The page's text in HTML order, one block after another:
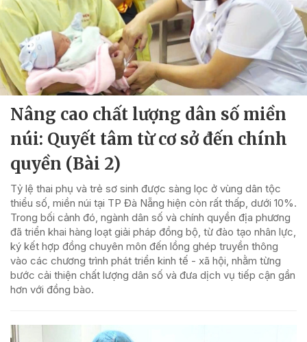
Nâng cao chất lượng dân số miền
núi: Quyết tâm từ cơ sở đến chính
quyền (Bài 2)
Tỷ lệ thai phụ và trẻ sơ sinh được sàng lọc ở vùng dân tộc
thiểu số, miền núi tại TP Đà Nẵng hiện còn rất thấp, dưới 10%.
Trong bối cảnh đó, ngành dân số và chính quyền địa phương
đã triển khai hàng loạt giải pháp đồng bộ, từ đào tạo nhân lực,
ký kết hợp đồng chuyên môn đến lồng ghép truyền thông
vào các chương trình phát triển kinh tế - xã hội, nhằm từng
bước cải thiện chất lượng dân số và đưa dịch vụ tiếp cận gần
hơn với đồng bào.